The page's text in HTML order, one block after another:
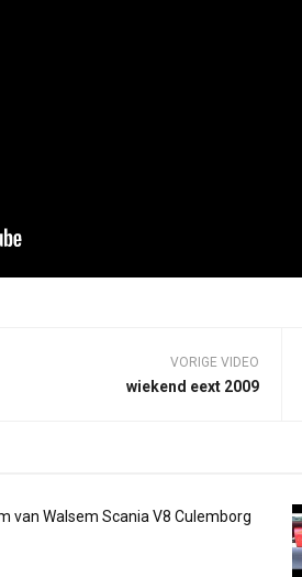
VORIGE VIDEO
wiekend eext 2009
van Walsem Scania V8 Culemborg